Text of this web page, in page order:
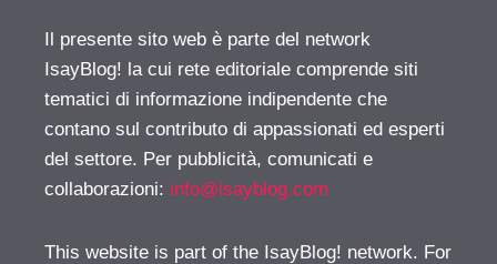
Il presente sito web è parte del network
IsayBlog! la cui rete editoriale comprende siti
tematici di informazione indipendente che
contano sul contributo di appassionati ed esperti
del settore. Per pubblicità, comunicati e
collaborazioni: info@isayblog.com
This website is part of the IsayBlog! network. For